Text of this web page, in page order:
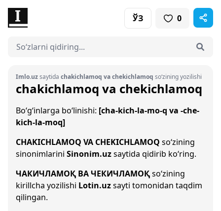
ЎЗ 0
Imlo.uzsaytida chakichlamoq va chekichlamoq so‘zining yozilishi
chakichlamoq va chekichlamoq
Bo‘g‘inlarga bo‘linishi: [cha-kich-la-mo-q va -che-
kich-la-moq]
CHAKICHLAMOQ VA CHEKICHLAMOQ so‘zining
sinonimlarini Sinonim.uzsaytida qidirib ko‘ring.
ЧАКИЧЛАМОҚ ВА ЧЕКИЧЛАМОҚso‘zining
kirillcha yozilishi Lotin.uzsayti tomonidan taqdim
qilingan.